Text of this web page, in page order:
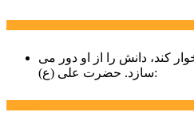
كند، دانش را از او دور می
سازد.حضرت علی (ع):